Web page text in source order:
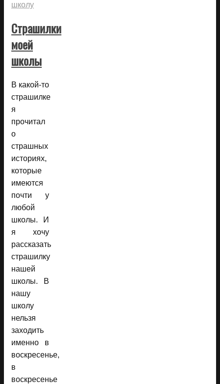
школу
Страшилки
моей
школы
В какой-то
страшилке
я
прочитал
о
страшных
историях,
которые
имеются
почти у
любой
школы. И
я хочу
рассказать
страшилку
нашей
школы. В
нашу
школу
нельзя
заходить
именно в
воскресенье,
в
воскресенье